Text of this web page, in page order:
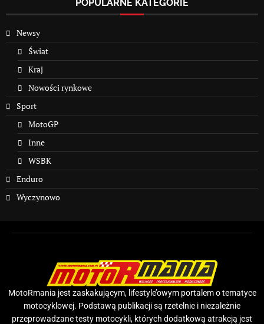
POPULARNE KATEGORIE
Newsy
Świat
Kraj
Nowości rynkowe
Sport
MotoGP
Inne
WSBK
Enduro
Wyczynowo
MotoRmania jest zaskakującym, lifestyle’owym portalem o tematyce
motocyklowej. Podstawą publikacji są rzetelnie i niezależnie
przeprowadzane testy motocykli, których dodatkową atrakcją jest